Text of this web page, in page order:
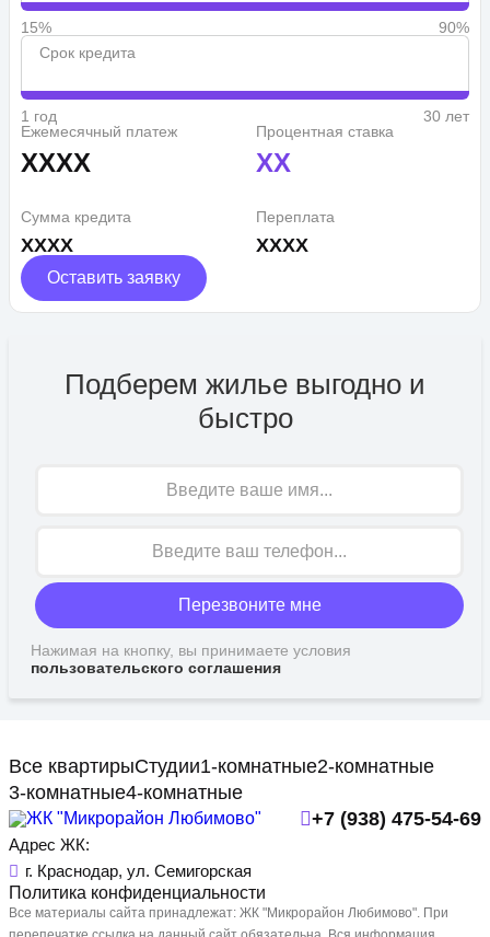
15%
90%
Срок кредита
1 год
30 лет
Ежемесячный платеж
XXXX
Процентная ставка
XX
Сумма кредита
XXXX
Переплата
XXXX
Оставить заявку
Подберем жилье выгодно и
быстро
Перезвоните мне
Нажимая на кнопку, вы принимаете условия
пользовательского соглашения
Все квартирыСтудии1-комнатные2-комнатные
3-комнатные4-комнатные
Адрес ЖК:
г. Краснодар, ул. Семигорская
+7 (938) 475-54-69
Политика конфиденциальности
Все материалы сайта принадлежат: ЖК "Микрорайон Любимово". При